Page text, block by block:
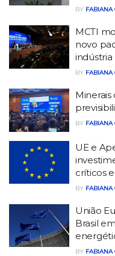
BY FABIANA
MCTI
novo
indústria
BY FABIANA
BY FABIANA
UE e
críticos
BY FABIANA
União
Brasil
BY FABIANA